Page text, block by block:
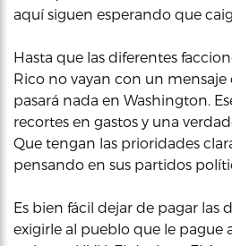
aquí siguen esperando que
Hasta que las diferentes
Rico no vayan con un
pasará nada en Washington.
recortes en gastos y una
Que tengan las prioridades
pensando en sus partidos
Es bien fácil dejar de pagar las
exigirle al pueblo que le pague